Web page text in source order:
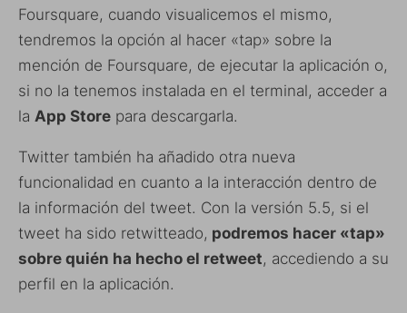
Foursquare, cuando visualicemos el mismo,
tendremos la opción al hacer «tap» sobre la
mención de Foursquare, de ejecutar la aplicación o,
si no la tenemos instalada en el terminal, acceder a
la App Store para descargarla.
Twitter también ha añadido otra nueva
funcionalidad en cuanto a la interacción dentro de
la información del tweet. Con la versión 5.5, si el
tweet ha sido retwitteado, podremos hacer «tap»
sobre quién ha hecho el retweet, accediendo a su
perfil en la aplicación.